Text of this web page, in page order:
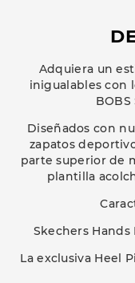
Adquiera un
inigualables con
Diseñados con
zapatos
parte superior de
plantilla
Skechers Hands
La exclusiva Heel